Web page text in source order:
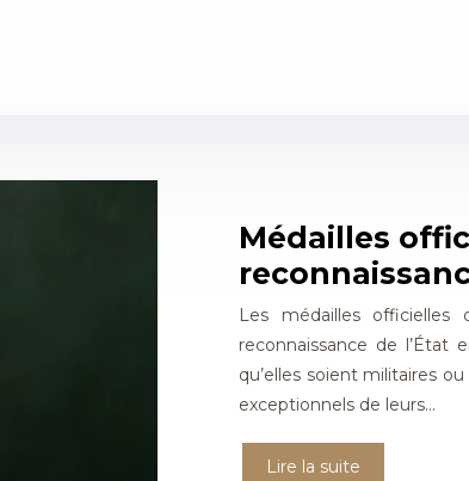
Médailles
Les médailles officielles
reconnaissance de l’État
qu’elles soient militaires
exceptionnels de leurs…
Lire la suite